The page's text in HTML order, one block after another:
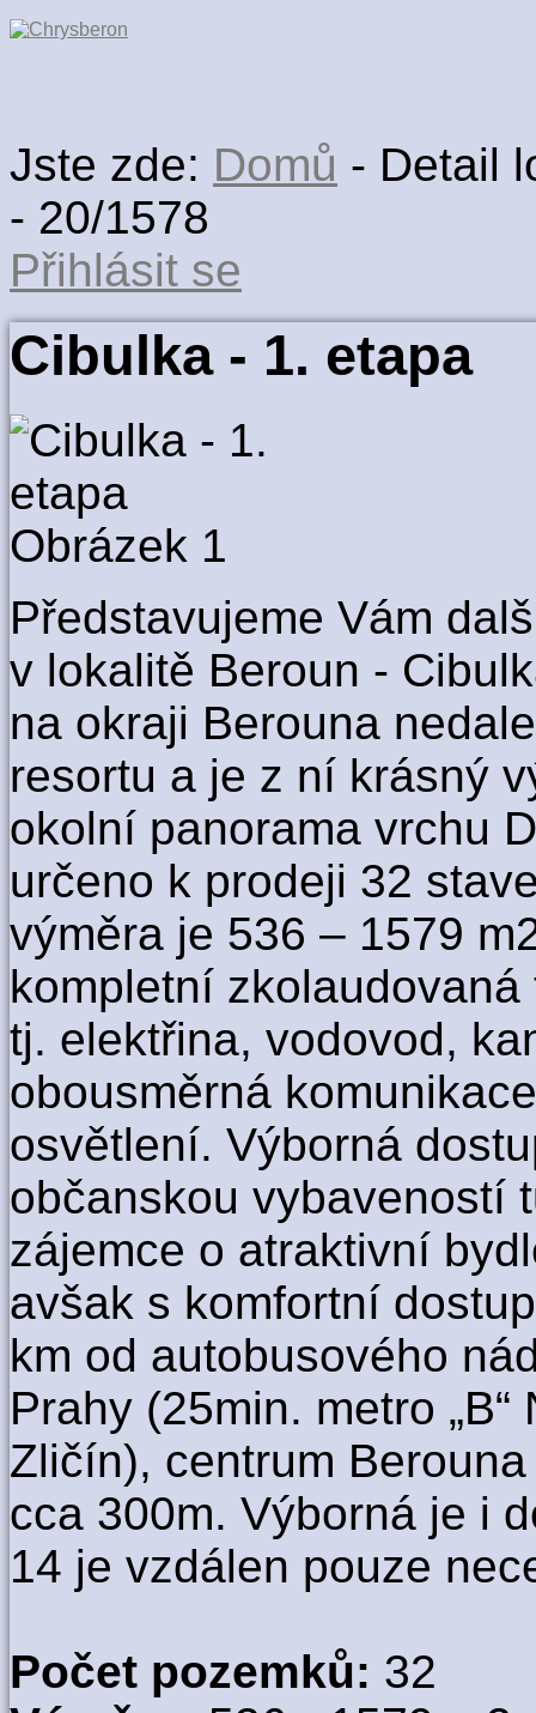
Jste zde: Domů - Detail
- 20/1578
Přihlásit se
Cibulka - 1. etapa
Představujeme Vám
v lokalitě Beroun -
na okraji Berouna
resortu a je z ní krásný
okolní panorama vrchu
určeno k prodeji 32
výměra je 536 – 1579
kompletní
tj. elektřina, vodovod,
obousměrná
osvětlení. Výborná
občanskou vybaveností
zájemce o atraktivní
avšak s komfortní
km od autobusového
Prahy (25min. metro
Zličín), centrum
cca 300m. Výborná je i
14 je vzdálen pouze
Počet pozemků: 32